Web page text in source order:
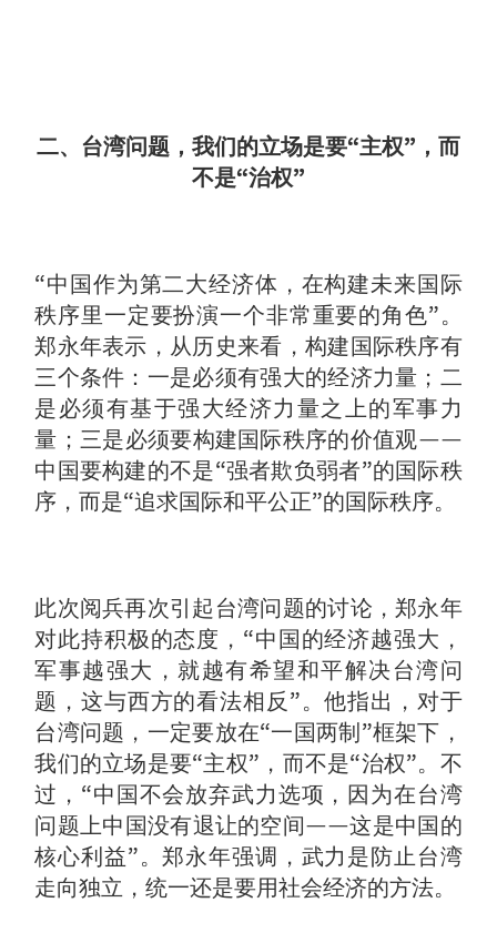
二、台湾问题，我们的立场是要“主权”，而
不是“治权”
“中国作为第二大经济体，在构建未来国际
秩序里一定要扮演一个非常重要的角色”。
郑永年表示，从历史来看，构建国际秩序有
三个条件：一是必须有强大的经济力量；二
是必须有基于强大经济力量之上的军事力
量；三是必须要构建国际秩序的价值观——
中国要构建的不是“强者欺负弱者”的国际秩
序，而是“追求国际和平公正”的国际秩序。
此次阅兵再次引起台湾问题的讨论，郑永年
对此持积极的态度，“中国的经济越强大，
军事越强大，就越有希望和平解决台湾问
题，这与西方的看法相反”。他指出，对于
台湾问题，一定要放在“一国两制”框架下，
我们的立场是要“主权”，而不是“治权”。不
过，“中国不会放弃武力选项，因为在台湾
问题上中国没有退让的空间——这是中国的
核心利益”。郑永年强调，武力是防止台湾
走向独立，统一还是要用社会经济的方法。